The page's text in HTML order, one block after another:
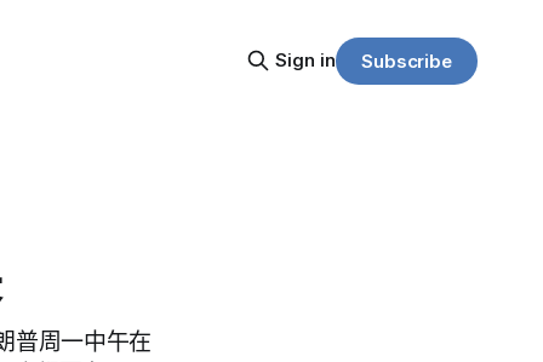
Sign in Subscribe
普周一中午在